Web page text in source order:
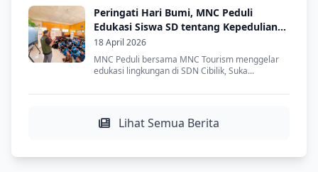
Peringati Hari Bumi, MNC Peduli
Edukasi Siswa SD tentang Kepedulian
Lingkungan
18 April 2026
MNC Peduli bersama MNC Tourism menggelar
edukasi lingkungan di SDN Cibilik, Suka...
Lihat Semua Berita